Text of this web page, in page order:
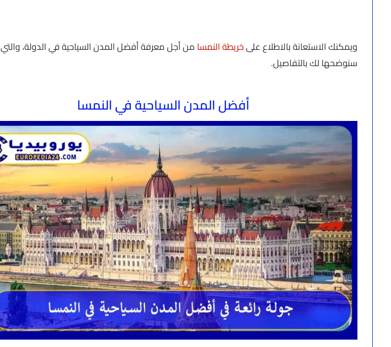
ويمكنك الاستعانة بالاطلاع علىخريطة النمسامن أجل معرفة أفضل المدن السياحية في الدولة، والتي
سنوضحها لك بالتفاصيل.
أفضل المدن السياحية في النمسا